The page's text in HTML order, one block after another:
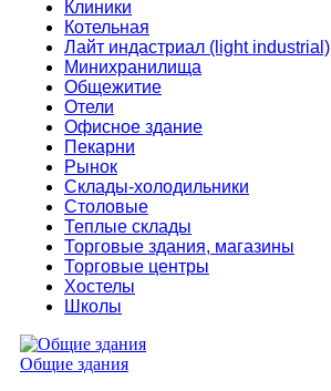
Клиники
Котельная
Лайт индастриал (light industrial)
Минихранилища
Общежитие
Отели
Офисное здание
Пекарни
Рынок
Склады-холодильники
Столовые
Теплые склады
Торговые здания, магазины
Торговые центры
Хостелы
Школы
Общие здания